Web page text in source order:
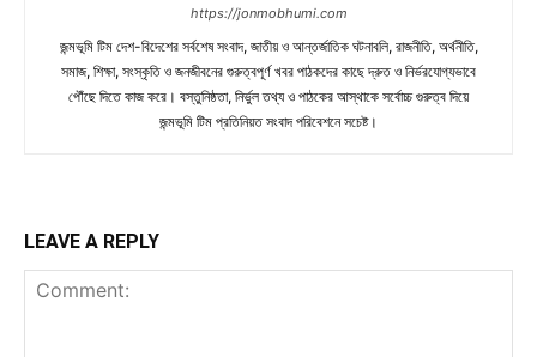
https://jonmobhumi.com
জন্মভূমি টিম দেশ-বিদেশের সর্বশেষ সংবাদ, জাতীয় ও আন্তর্জাতিক ঘটনাবলি, রাজনীতি, অর্থনীতি,
সমাজ, শিক্ষা, সংস্কৃতি ও জনজীবনের গুরুত্বপূর্ণ খবর পাঠকদের কাছে দ্রুত ও নির্ভরযোগ্যভাবে
পৌঁছে দিতে কাজ করে। বস্তুনিষ্ঠতা, নির্ভুল তথ্য ও পাঠকের আস্থাকে সর্বোচ্চ গুরুত্ব দিয়ে
জন্মভূমি টিম প্রতিনিয়ত সংবাদ পরিবেশনে সচেষ্ট।
LEAVE A REPLY